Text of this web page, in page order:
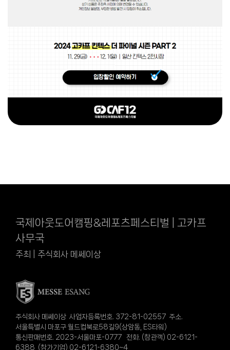
국제아웃도어캠핑&레포츠페스티벌 | 고카프
사무국
주최 | 주식회사 메쎄이상
주식회사 메쎄이상 사업자등록번호. 372-81-02557 주소.
서울특별시 마포구 월드컵북로58길9(상암동, ES타워)
통신판매번호. 2023-서울마포-0777 전화. (참관객) 02-6121-
6388 (참가기업) 02-6121-6380~4